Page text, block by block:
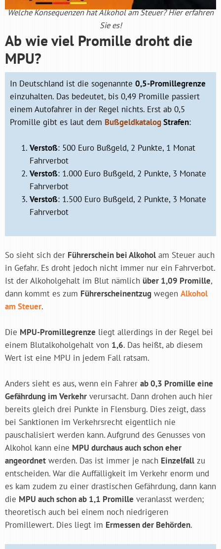
Welche Konsequenzen hat Alkohol am Steuer? Hier erfahren
Sie es!
Ab wie viel Promille droht die
MPU?
In Deutschland ist die sogenannte 0,5-Promillegrenze
einzuhalten. Das bedeutet, bis 0,49 Promille passiert
einem Autofahrer in der Regel nichts. Erst ab 0,5
Promille gibt es laut dem BußgeldkatalogStrafen:
Verstoß: 500 Euro Bußgeld, 2 Punkte, 1 Monat
Fahrverbot
Verstoß: 1.000 Euro Bußgeld, 2 Punkte, 3 Monate
Fahrverbot
Verstoß: 1.500 Euro Bußgeld, 2 Punkte, 3 Monate
Fahrverbot
So sieht sich der Führerschein bei Alkohol am Steuer auch
in Gefahr. Es droht jedoch nicht immer nur ein Fahrverbot.
Ist der Alkoholgehalt im Blut nämlich über 1,09 Promille,
dann kommt es zum Führerscheinentzug wegen Alkohol
am Steuer.
Die MPU-Promillegrenze liegt allerdings in der Regel bei
einem Blutalkoholgehalt von 1,6. Das heißt, ab diesem
Wert ist eine MPU in jedem Fall ratsam.
Anders sieht es aus, wenn ein Fahrer ab 0,3 Promille eine
Gefährdung im Verkehr verursacht. Dann drohen auch hier
bereits gleich drei Punkte in Flensburg. Dies zeigt, dass
bei Sanktionen im Verkehrsrecht eigentlich nie
pauschalisiert werden kann. Aufgrund des Genusses von
Alkohol kann eine MPU durchaus auch schon eher
angeordnet werden. Das ist immer je nach Einzelfall zu
entscheiden. War die Auffälligkeit im Verkehr enorm und
es kam zudem zu einer drastischen Gefährdung, dann kann
die MPU auch schon ab 1,1 Promille veranlasst werden;
theoretisch auch bei einem noch niedrigeren
Promillewert. Dies liegt im Ermessen der Behörden.